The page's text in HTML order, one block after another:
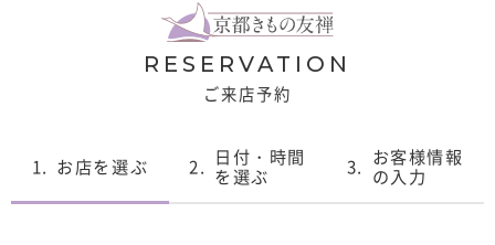
RESERVATION
ご来店予約
1. お店を選ぶ 2. 日付・時間
を選ぶ 3. お客様情報
の入力